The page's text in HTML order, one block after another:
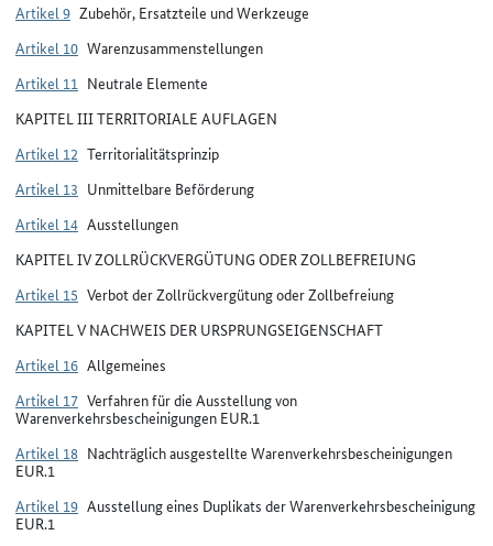
Artikel 9 Zubehör, Ersatzteile und Werkzeuge
Artikel 10 Warenzusammenstellungen
Artikel 11 Neutrale Elemente
KAPITEL III TERRITORIALE AUFLAGEN
Artikel 12 Territorialitätsprinzip
Artikel 13 Unmittelbare Beförderung
Artikel 14 Ausstellungen
KAPITEL IV ZOLLRÜCKVERGÜTUNG ODER ZOLLBEFREIUNG
Artikel 15 Verbot der Zollrückvergütung oder Zollbefreiung
KAPITEL V NACHWEIS DER URSPRUNGSEIGENSCHAFT
Artikel 16 Allgemeines
Artikel 17 Verfahren für die Ausstellung von
Warenverkehrsbescheinigungen EUR.1
Artikel 18 Nachträglich ausgestellte Warenverkehrsbescheinigungen
EUR.1
Artikel 19 Ausstellung eines Duplikats der Warenverkehrsbescheinigung
EUR.1